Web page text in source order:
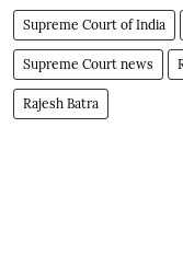
Supreme Court of India
Supreme Court news
Rajesh Batra